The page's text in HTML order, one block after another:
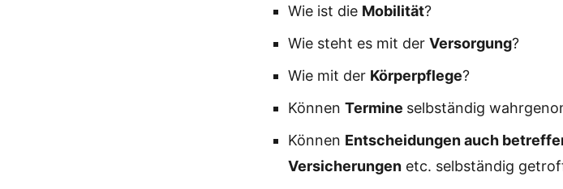
Wie ist die Mobilität?
Wie steht es mit derVersorgung?
Wie mit der Körperpflege?
KönnenTermine selbständig
Können Entscheidungen auch
Versicherungen etc. selbständig